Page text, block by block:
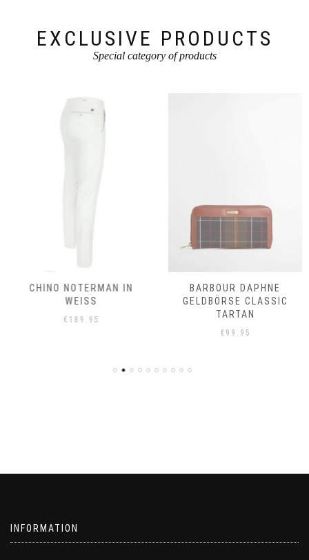
werden
EXCLUSIVE PRODUCTS
Special category of products
CHINO NOTERMAN IN
WEISS
€189.95
BARBOUR DAPHNE
GELDBÖRSE CLASSIC
TARTAN
€99.95
INFORMATION